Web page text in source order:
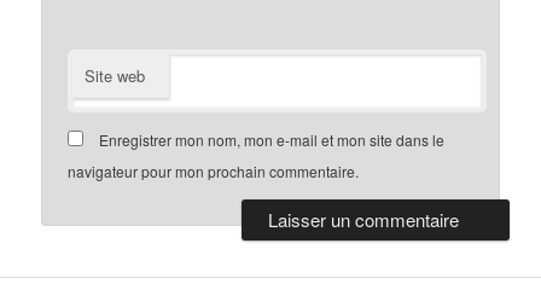
Site web
Enregistrer mon nom, mon e-mail et mon site dans le
navigateur pour mon prochain commentaire.